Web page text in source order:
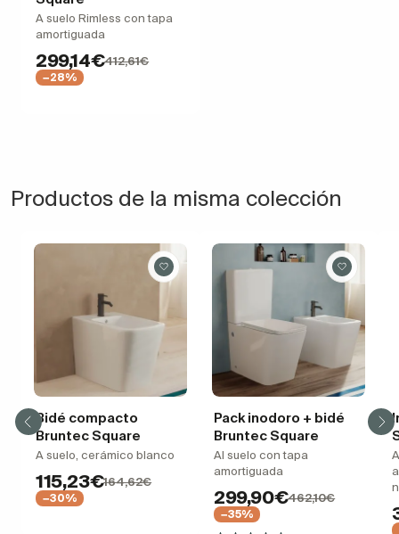
A suelo Rimless con tapa
amortiguada
299,14€412,61€
−28%
Productos de la misma colección
Bidé compacto
Bruntec Square
A suelo, cerámico blanco
115,23€164,62€
−30%
Pack inodoro + bidé
Bruntec Square
Al suelo con tapa
amortiguada
299,90€462,10€
−35%